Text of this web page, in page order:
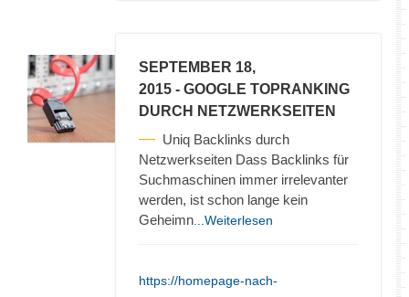
SEPTEMBER 18,
2015 - GOOGLE TOPRANKING
DURCH NETZWERKSEITEN
Uniq Backlinks durch
Netzwerkseiten Dass Backlinks für
Suchmaschinen immer irrelevanter
werden, ist schon lange kein
Geheimn ...Weiterlesen
https://homepage-nach-